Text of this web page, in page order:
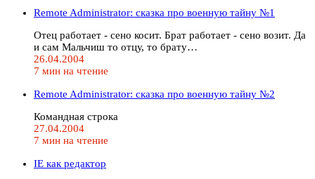
Remote Administrator: сказка про военную тайну №1
Отец работает - сено косит. Брат работает - сено возит. Да
и сам Мальчиш то отцу, то брату…
26.04.2004
7 мин на чтение
Remote Administrator: сказка про военную тайну №2
Командная строка
27.04.2004
7 мин на чтение
IE как редактор